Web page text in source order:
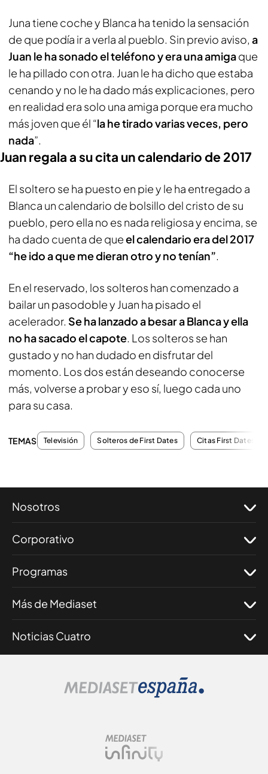
Juna tiene coche y Blanca ha tenido la sensación
de que podía ir a verla al pueblo. Sin previo aviso, a
Juan le ha sonado el teléfono y era una amigaque
le ha pillado con otra. Juan le ha dicho que estaba
cenando y no le ha dado más explicaciones, pero
en realidad era solo una amiga porque era mucho
más joven que él “la he tirado varias veces, pero
nada”.
Juan regala a su cita un calendario de 2017
El soltero se ha puesto en pie y le ha entregado a
Blanca un calendario de bolsillo del cristo de su
pueblo, pero ella no es nada religiosa y encima, se
ha dado cuenta de queel calendario era del 2017
“he ido a que me dieran otro y no tenían”.
En el reservado, los solteros han comenzado a
bailar un pasodoble y Juan ha pisado el
acelerador. Se ha lanzado a besar a Blanca y ella
no ha sacado el capote. Los solteros se han
gustado y no han dudado en disfrutar del
momento. Los dos están deseando conocerse
más, volverse a probar y eso sí, luego cada uno
para su casa.
TEMAS Televisión Solteros de First Dates Citas First Dates
Nosotros
Corporativo
Programas
Más de Mediaset
Noticias Cuatro